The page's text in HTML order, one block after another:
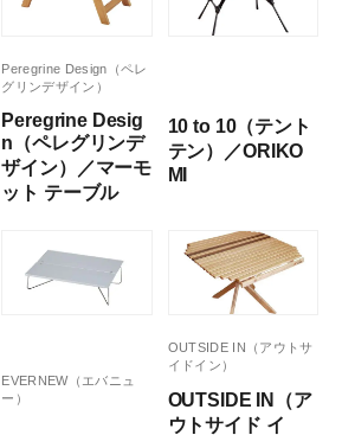
Peregrine Design（ペレ
グリンデザイン）
Peregrine Desig
n（ペレグリンデ
ザイン）／マーモ
ット テーブル
10 to 10（テント
テン）／ORIKO
MI
EVERNEW（エバニュ
ー）
OUTSIDE IN（アウトサ
イドイン）
OUTSIDE IN（ア
ウトサイド イ